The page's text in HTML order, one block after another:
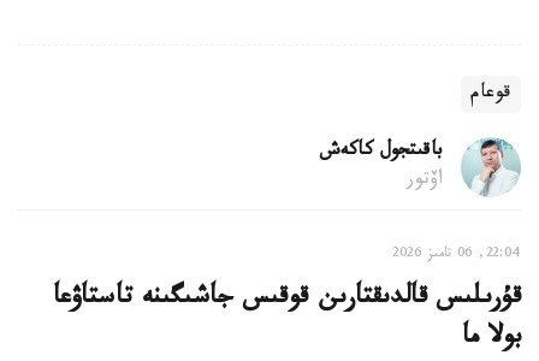
قوعام
باقىتجول كاكەش
اۆتور
22:04, 06 تامىز 2026
قۇرىلىس قالدىقتارىن قوقىس جاشىگىنە تاستاۋعا
بولا ما